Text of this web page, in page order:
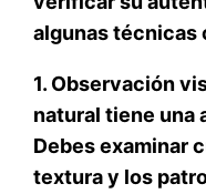
algunas técnicas
1. Observación
natural tiene una
Debes examinar
textura y los